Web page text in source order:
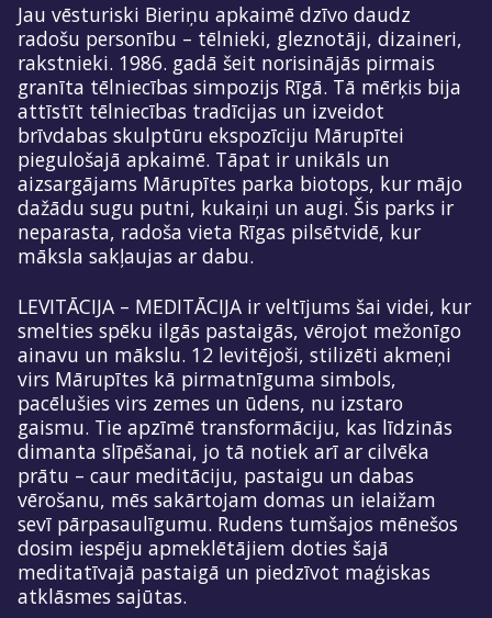
Jau vēsturiski Bieriņu apkaimē dzīvo daudz
radošu personību – tēlnieki, gleznotāji, dizaineri,
rakstnieki. 1986. gadā šeit norisinājās pirmais
granīta tēlniecības simpozijs Rīgā. Tā mērķis bija
attīstīt tēlniecības tradīcijas un izveidot
brīvdabas skulptūru ekspozīciju Mārupītei
piegulošajā apkaimē. Tāpat ir unikāls un
aizsargājams Mārupītes parka biotops, kur mājo
dažādu sugu putni, kukaiņi un augi. Šis parks ir
neparasta, radoša vieta Rīgas pilsētvidē, kur
māksla sakļaujas ar dabu.
LEVITĀCIJA – MEDITĀCIJA ir veltījums šai videi, kur
smelties spēku ilgās pastaigās, vērojot mežonīgo
ainavu un mākslu. 12 levitējoši, stilizēti akmeņi
virs Mārupītes kā pirmatnīguma simbols,
pacēlušies virs zemes un ūdens, nu izstaro
gaismu. Tie apzīmē transformāciju, kas līdzinās
dimanta slīpēšanai, jo tā notiek arī ar cilvēka
prātu – caur meditāciju, pastaigu un dabas
vērošanu, mēs sakārtojam domas un ielaižam
sevī pārpasaulīgumu. Rudens tumšajos mēnešos
dosim iespēju apmeklētājiem doties šajā
meditatīvajā pastaigā un piedzīvot maģiskas
atklāsmes sajūtas.